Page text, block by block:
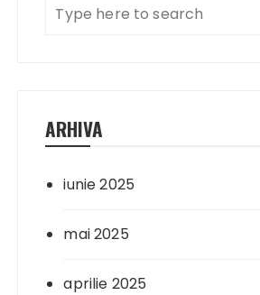
ARHIVA
iunie 2025
mai 2025
aprilie 2025